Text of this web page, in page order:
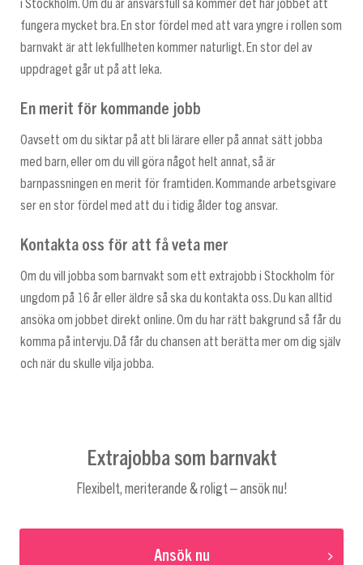
i Stockholm. Om du är ansvarsfull så kommer det här jobbet att
fungera mycket bra. En stor fördel med att vara yngre i rollen som
barnvakt är att lekfullheten kommer naturligt. En stor del av
uppdraget går ut på att leka.
En merit för kommande jobb
Oavsett om du siktar på att bli lärare eller på annat sätt jobba
med barn, eller om du vill göra något helt annat, så är
barnpassningen en merit för framtiden. Kommande arbetsgivare
ser en stor fördel med att du i tidig ålder tog ansvar.
Kontakta oss för att få veta mer
Om du vill jobba som barnvakt som ett extrajobb i Stockholm för
ungdom på 16 år eller äldre så ska du kontakta oss. Du kan alltid
ansöka om jobbet direkt online. Om du har rätt bakgrund så får du
komma på intervju. Då får du chansen att berätta mer om dig själv
och när du skulle vilja jobba.
Extrajobba som barnvakt
Flexibelt, meriterande & roligt – ansök nu!
Ansök nu